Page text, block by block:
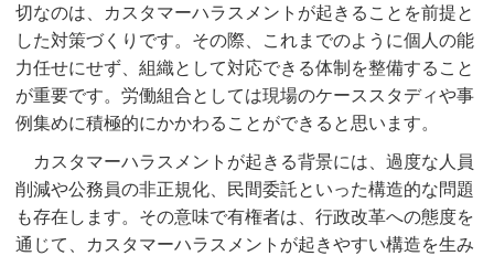
切なのは、カスタマーハラスメントが起きることを前提と
した対策づくりです。その際、これまでのように個人の能
力任せにせず、組織として対応できる体制を整備すること
が重要です。労働組合としては現場のケーススタディや事
例集めに積極的にかかわることができると思います。
カスタマーハラスメントが起きる背景には、過度な人員
削減や公務員の非正規化、民間委託といった構造的な問題
も存在します。その意味で有権者は、行政改革への態度を
通じて、カスタマーハラスメントが起きやすい構造を生み